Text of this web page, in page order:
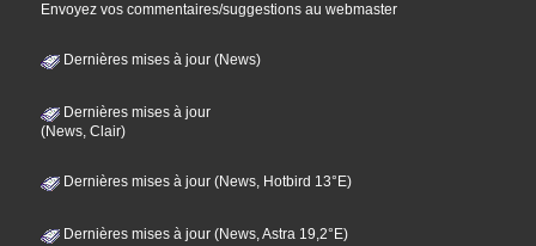
Envoyez vos commentaires/suggestions au webmaster
Dernières mises à jour (News)
Dernières mises à jour
(News, Clair)
Dernières mises à jour (News, Hotbird 13°E)
Dernières mises à jour (News, Astra 19,2°E)